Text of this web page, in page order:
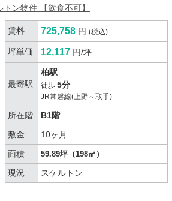
ン物件 【飲食不可】
賃料 725,758 円 (税込)
坪単価 12,117 円/坪
最寄駅
柏駅
徒歩 5分
JR常磐線(上野～取手)
所在階
B1階
敷金
10ヶ月
面積
59.89坪（198㎡）
現況 スケルトン